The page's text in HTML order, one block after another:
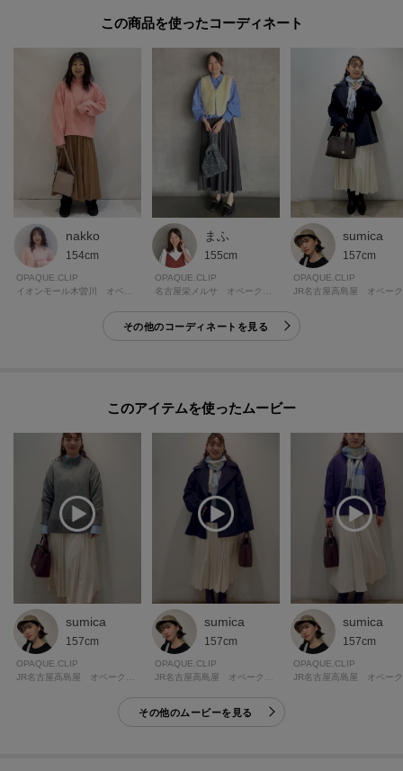
モデル情報：身長163cm B82 W62 H91 着用サイズ：38（M）
この商品を使った
nakko
154cm
OPAQUE.CLIP
まふ
155cm
OPAQUE.CLIP
sumica
157cm
OPAQUE.CLIP
その他のコーディネートを見る
このアイテムを使ったムービー
sumica
157cm
OPAQUE.CLIP
sumica
157cm
OPAQUE.CLIP
sumica
157cm
OPAQUE.CLIP
その他のムービーを見る